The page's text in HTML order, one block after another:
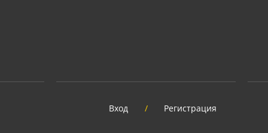
Вход / Регистрация